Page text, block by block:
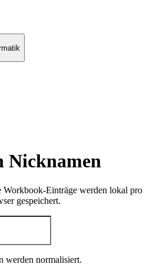
Nicknamen
Workbook-Einträge werden lokal pro
gespeichert.
werden normalisiert.